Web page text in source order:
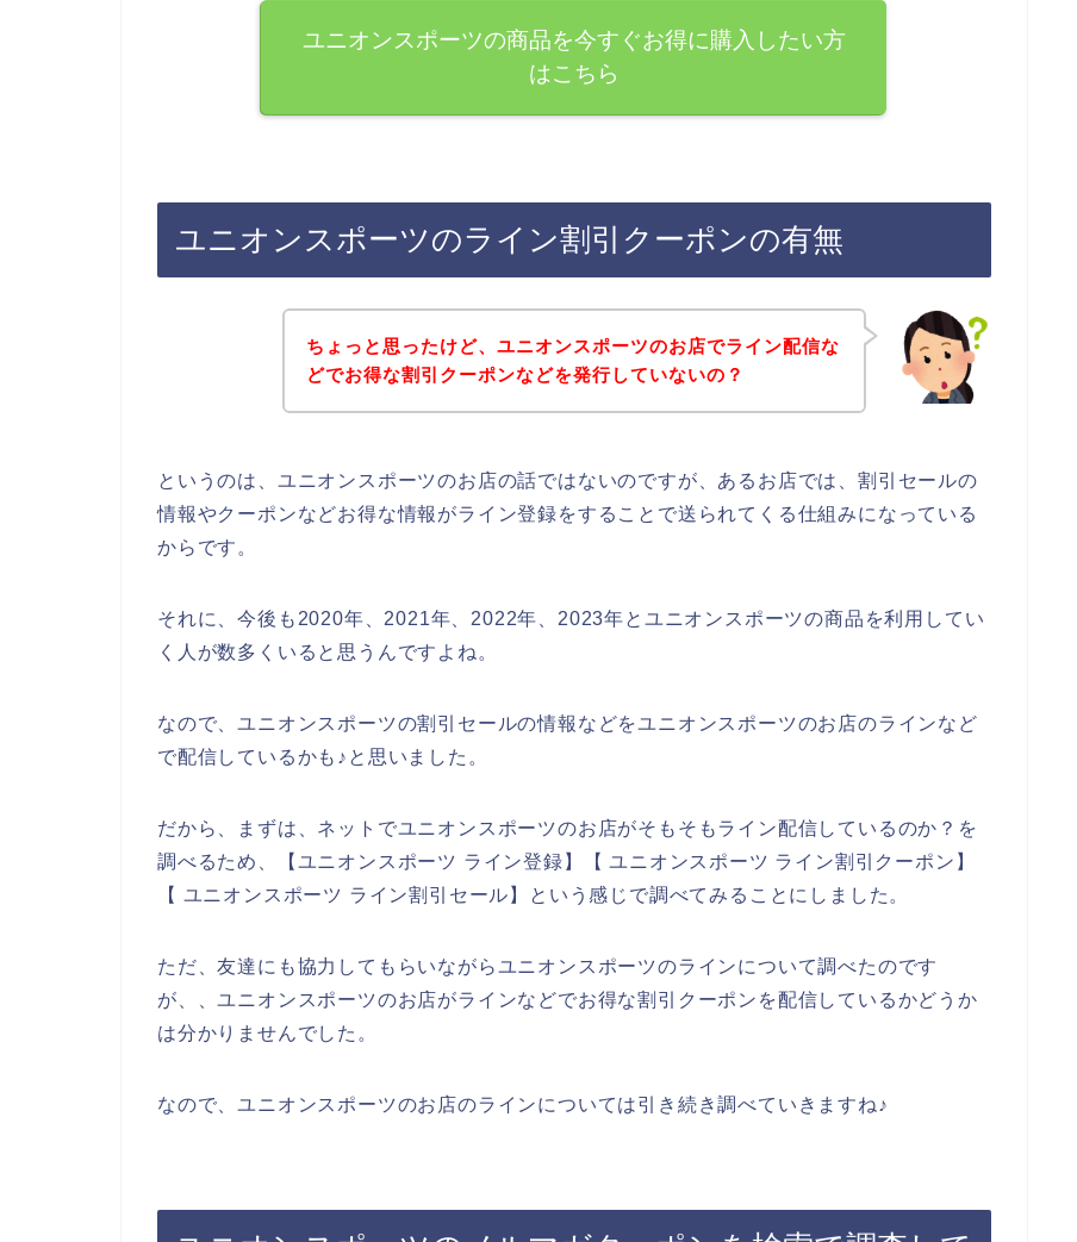
ユニオンスポーツの商品を今すぐお得に購入したい方
はこちら
ユニオンスポーツのライン割引クーポンの有無
ちょっと思ったけど、ユニオンスポーツのお店でライン配信な
どでお得な割引クーポンなどを発行していないの？
というのは、ユニオンスポーツのお店の話ではないのですが、あるお店では、割引セールの
情報やクーポンなどお得な情報がライン登録をすることで送られてくる仕組みになっている
からです。
それに、今後も2020年、2021年、2022年、2023年とユニオンスポーツの商品を利用してい
く人が数多くいると思うんですよね。
なので、ユニオンスポーツの割引セールの情報などをユニオンスポーツのお店のラインなど
で配信しているかも♪と思いました。
だから、まずは、ネットでユニオンスポーツのお店がそもそもライン配信しているのか？を
調べるため、【ユニオンスポーツ ライン登録】【 ユニオンスポーツ ライン割引クーポン】
【 ユニオンスポーツ ライン割引セール】という感じで調べてみることにしました。
ただ、友達にも協力してもらいながらユニオンスポーツのラインについて調べたのです
が、、ユニオンスポーツのお店がラインなどでお得な割引クーポンを配信しているかどうか
は分かりませんでした。
なので、ユニオンスポーツのお店のラインについては引き続き調べていきますね♪